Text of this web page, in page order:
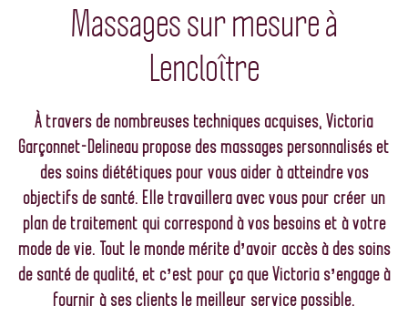
Massages sur mesure à
Lencloître
À travers de nombreuses techniques acquises, Victoria
Garçonnet-Delineau propose des massages personnalisés et
des soins diététiques pour vous aider à atteindre vos
objectifs de santé. Elle travaillera avec vous pour créer un
plan de traitement qui correspond à vos besoins et à votre
mode de vie. Tout le monde mérite d’avoir accès à des soins
de santé de qualité, et c’est pour ça que Victoria s’engage à
fournir à ses clients le meilleur service possible.